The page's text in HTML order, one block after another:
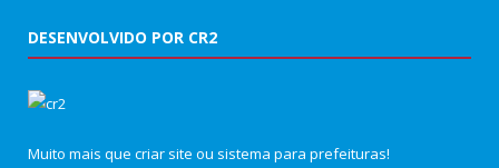
DESENVOLVIDO POR CR2
Muito mais que criar site ou sistema para prefeituras!